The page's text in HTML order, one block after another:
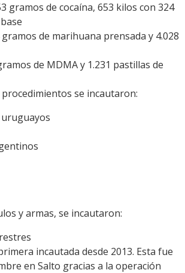
gramos de cocaína, 653 kilos con 324
de marihuana prensada y 4.028
de MDMA y 1.231 pastillas de
se incautaron:
uruguayos
y armas, se incautaron:
incautada desde 2013. Esta fue
en Salto gracias a la operación